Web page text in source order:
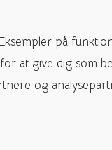
på
at give dig som
og